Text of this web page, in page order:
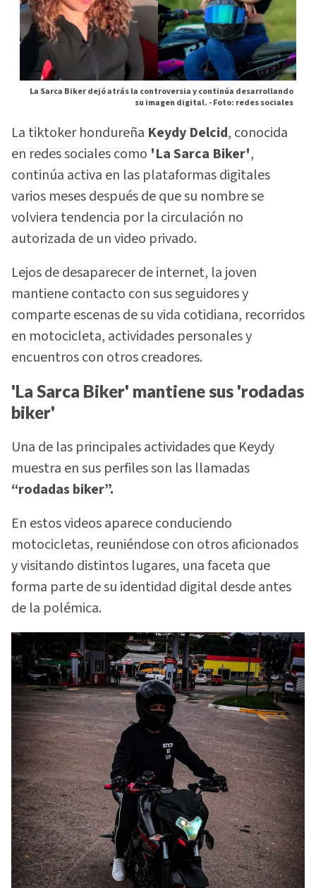
La Sarca Biker dejó atrás la controversia y continúa desarrollando
su imagen digital. -Foto: redes sociales
La tiktoker hondureña Keydy Delcid, conocida
en redes sociales como 'La Sarca Biker',
continúa activa en las plataformas digitales
varios meses después de que su nombre se
volviera tendencia por la circulación no
autorizada de un video privado.
Lejos de desaparecer de internet, la joven
mantiene contacto con sus seguidores y
comparte escenas de su vida cotidiana, recorridos
en motocicleta, actividades personales y
encuentros con otros creadores.
'La Sarca Biker' mantiene sus 'rodadas
biker'
Una de las principales actividades que Keydy
muestra en sus perfiles son las llamadas
“rodadas biker”.
En estos videos aparece conduciendo
motocicletas, reuniéndose con otros aficionados
y visitando distintos lugares, una faceta que
forma parte de su identidad digital desde antes
de la polémica.